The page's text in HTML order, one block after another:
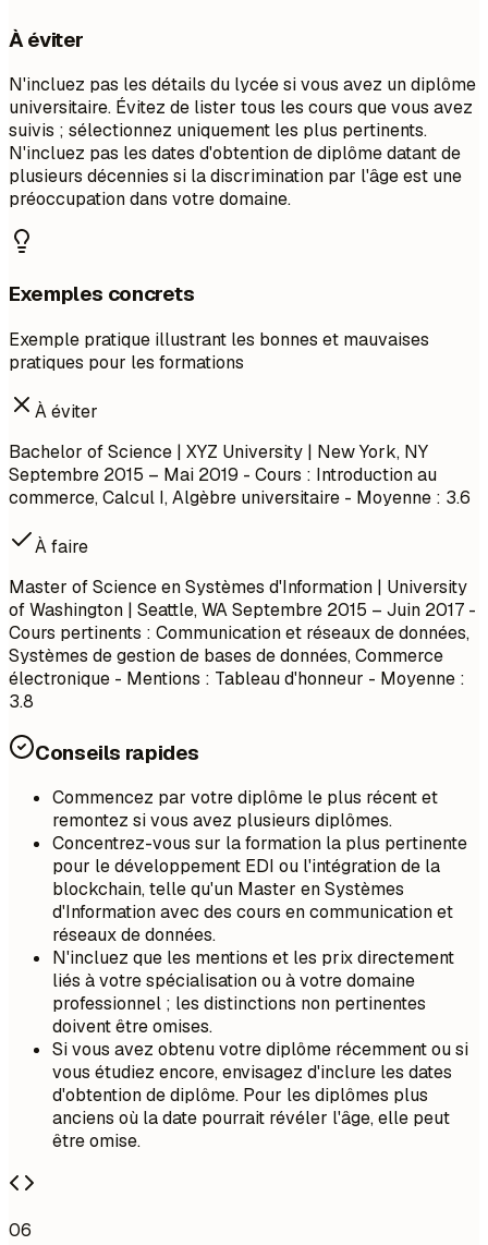
À éviter
N'incluez pas les détails du lycée si vous avez un diplôme
universitaire. Évitez de lister tous les cours que vous avez
suivis ; sélectionnez uniquement les plus pertinents.
N'incluez pas les dates d'obtention de diplôme datant de
plusieurs décennies si la discrimination par l'âge est une
préoccupation dans votre domaine.
Exemples concrets
Exemple pratique illustrant les bonnes et mauvaises
pratiques pour les formations
À éviter
Bachelor of Science | XYZ University | New York, NY
Septembre 2015 – Mai 2019 - Cours : Introduction au
commerce, Calcul I, Algèbre universitaire - Moyenne : 3.6
À faire
Master of Science en Systèmes d'Information | University
of Washington | Seattle, WASeptembre 2015 – Juin 2017 -
Cours pertinents : Communication et réseaux de données,
Systèmes de gestion de bases de données, Commerce
électronique - Mentions : Tableau d'honneur - Moyenne :
3.8
Conseils rapides
Commencez par votre diplôme le plus récent et
remontez si vous avez plusieurs diplômes.
Concentrez-vous sur la formation la plus pertinente
pour le développement EDI ou l'intégration de la
blockchain, telle qu'un Master en Systèmes
d'Information avec des cours en communication et
réseaux de données.
N'incluez que les mentions et les prix directement
liés à votre spécialisation ou à votre domaine
professionnel ; les distinctions non pertinentes
doivent être omises.
Si vous avez obtenu votre diplôme récemment ou si
vous étudiez encore, envisagez d'inclure les dates
d'obtention de diplôme. Pour les diplômes plus
anciens où la date pourrait révéler l'âge, elle peut
être omise.
06